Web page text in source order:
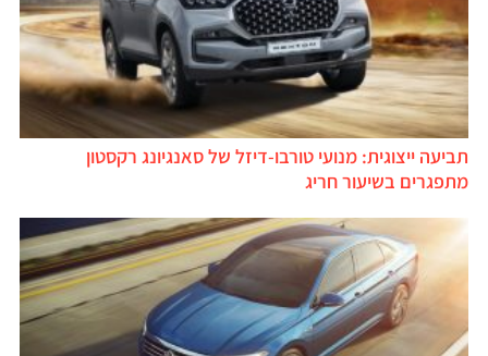
תביעה ייצוגית: מנועי טורבו-דיזל של סאנגיונג רקסטון
מתפגרים בשיעור חריג